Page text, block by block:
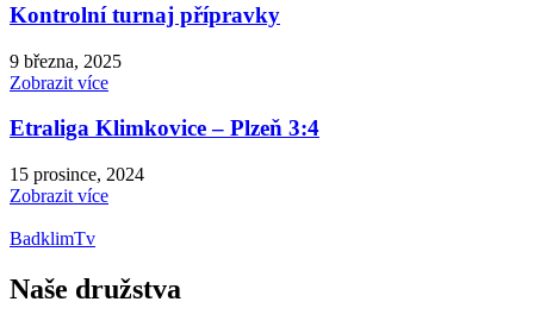
Kontrolní turnaj přípravky
9 března, 2025
Zobrazit více
Etraliga Klimkovice – Plzeň 3:4
15 prosince, 2024
Zobrazit více
BadklimTv
Naše družstva